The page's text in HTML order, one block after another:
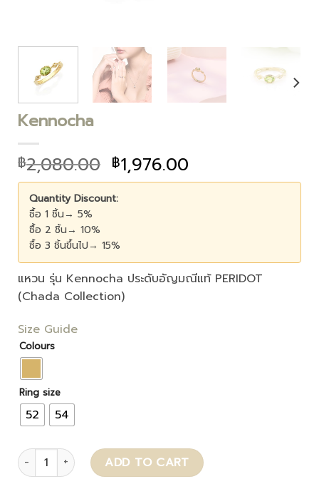
Kennocha
฿2,080.00 ฿1,976.00
Quantity Discount:
ซื้อ 1 ชิ้น→ 5%
ซื้อ 2 ชิ้น→ 10%
ซื้อ 3 ชิ้นขึ้นไป→ 15%
แหวน รุ่น Kennocha ประดับอัญมณีแท้ PERIDOT
(Chada Collection)
Size Guide
Colours
Ring size
52 54
Kennocha quantity ADD TO CART